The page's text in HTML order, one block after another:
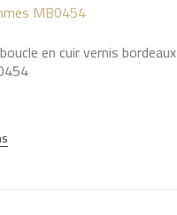
en cuir vernis bordeaux